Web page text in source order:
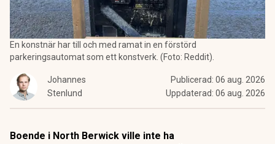
En konstnär har till och med ramat in en förstörd
parkeringsautomat som ett konstverk. (Foto: Reddit).
Johannes
Stenlund
Publicerad: 06 aug. 2026
Uppdaterad: 06 aug. 2026
Boende i North Berwick ville inte ha